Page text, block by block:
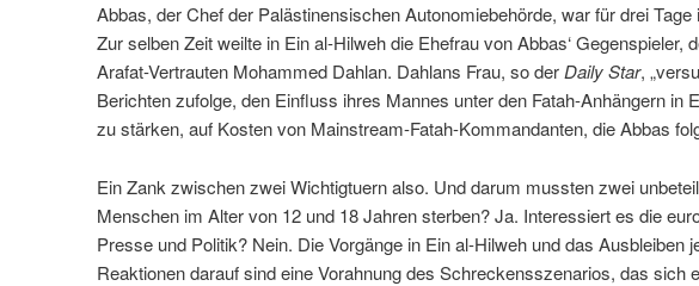
Abbas, der Chef der Palästinensischen Autonomiebehörde, war für drei Tage
Zur selben Zeit weilte in Ein al-Hilweh die Ehefrau von Abbas‘ Gegenspieler,
Arafat-Vertrauten Mohammed Dahlan. Dahlans Frau, so derDaily Star,
Berichten zufolge, den Einfluss ihres Mannes unter den Fatah-Anhängern in
zu stärken, auf Kosten von Mainstream-Fatah-Kommandanten, die Abbas
Ein Zank zwischen zwei Wichtigtuern also. Und darum mussten zwei
Menschen im Alter von 12 und 18 Jahren sterben? Ja. Interessiert es die
Presse und Politik? Nein. Die Vorgänge in Ein al-Hilweh und das Ausbleiben
Reaktionen darauf sind eine Vorahnung des Schreckensszenarios, das sich